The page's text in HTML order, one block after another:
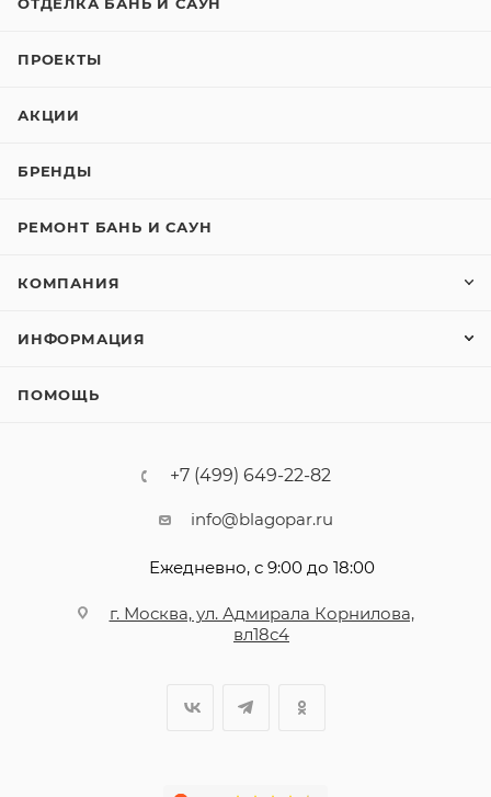
ОТДЕЛКА БАНЬ И САУН
ПРОЕКТЫ
АКЦИИ
БРЕНДЫ
РЕМОНТ БАНЬ И САУН
КОМПАНИЯ
ИНФОРМАЦИЯ
ПОМОЩЬ
+7 (499) 649-22-82
info@blagopar.ru
Ежедневно, с 9:00 до 18:00
г. Москва, ул. Адмирала Корнилова,
вл18с4